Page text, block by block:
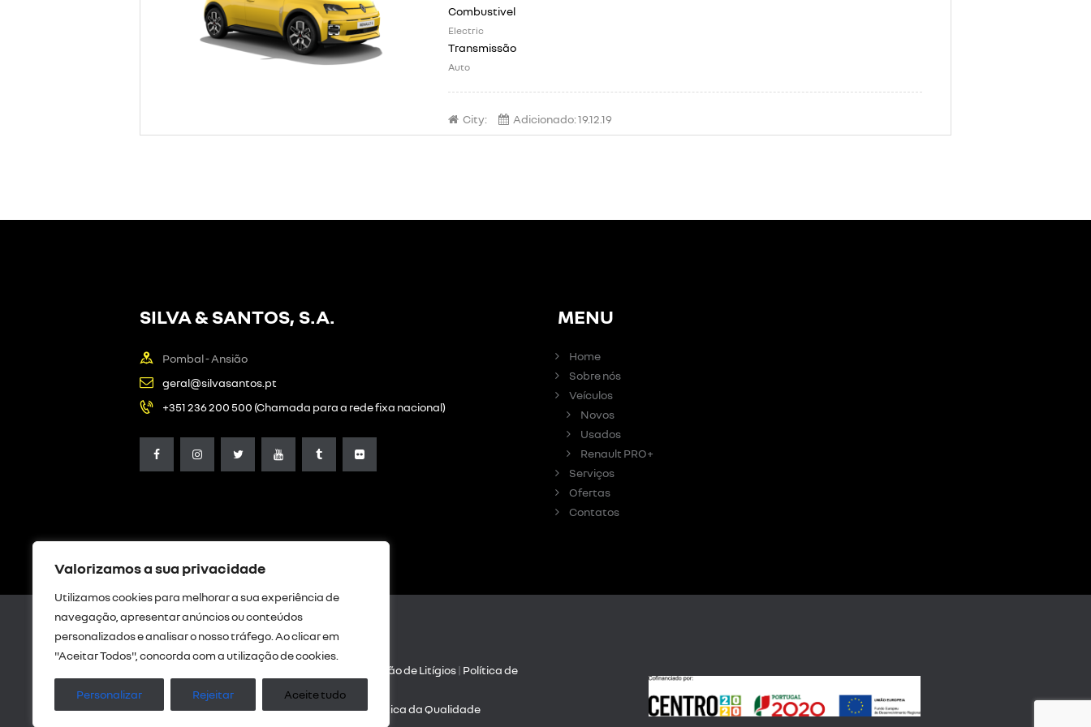
Valorizamos a sua privacidade
Utilizamos cookies para melhorar a sua experiência de
navegação, apresentar anúncios ou conteúdos
personalizados e analisar o nosso tráfego. Ao clicar em
"Aceitar Todos", concorda com a utilização de cookies.
Personalizar Rejeitar Aceite tudo
Electric
Auto
City: Adicionado:19.12.19
SILVA & SANTOS, S.A.
Pombal - Ansião
geral@silvasantos.pt
+351 236 200 500 (Chamada para a rede fixa nacional)
MENU
Home
Sobre nós
Veículos
Novos
Usados
Renault PRO+
Serviços
Ofertas
Contatos
Resolução de Litígios| Política de
privacidade
Intermediação de crédito| Política da Qualidade